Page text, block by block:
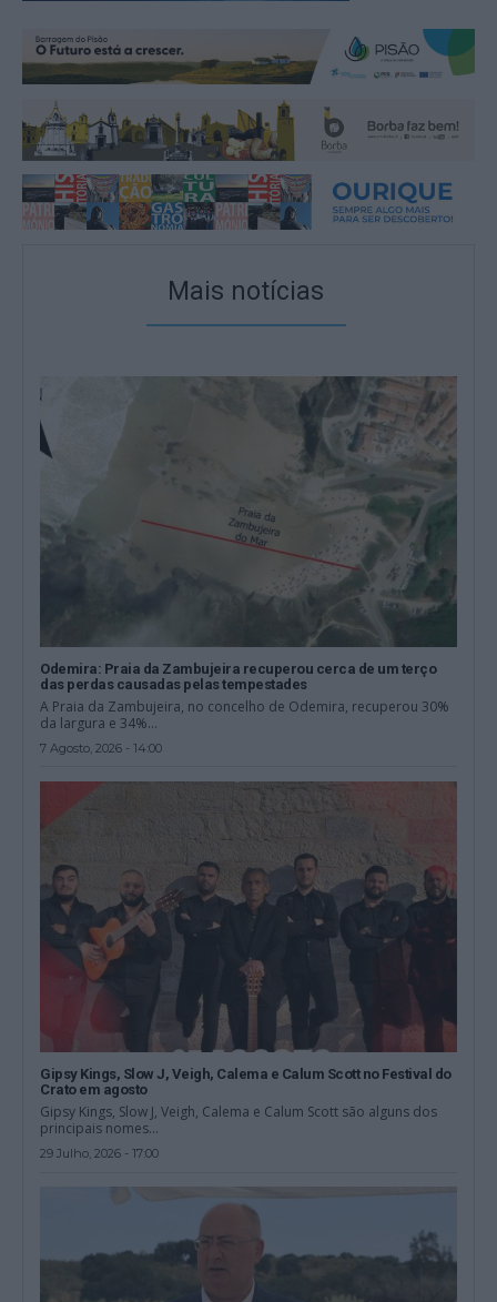
Mais notícias
Odemira: Praia da Zambujeira recuperou cerca de um terço
das perdas causadas pelas tempestades
A Praia da Zambujeira, no concelho de Odemira, recuperou 30%
da largura e 34%...
7 Agosto, 2026 - 14:00
Gipsy Kings, Slow J, Veigh, Calema e Calum Scott no Festival do
Crato em agosto
Gipsy Kings, Slow J, Veigh, Calema e Calum Scott são alguns dos
principais nomes...
29 Julho, 2026 - 17:00